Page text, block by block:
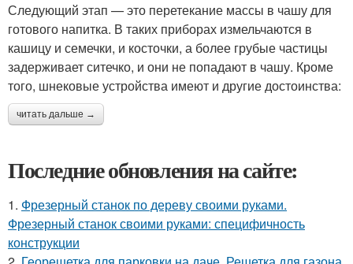
Следующий этап — это перетекание массы в чашу для
готового напитка. В таких приборах измельчаются в
кашицу и семечки, и косточки, а более грубые частицы
задерживает ситечко, и они не попадают в чашу. Кроме
того, шнековые устройства имеют и другие достоинства:
читать дальше →
Последние обновления на сайте:
1. Фрезерный станок по дереву своими руками.
Фрезерный станок своими руками: специфичность
конструкции